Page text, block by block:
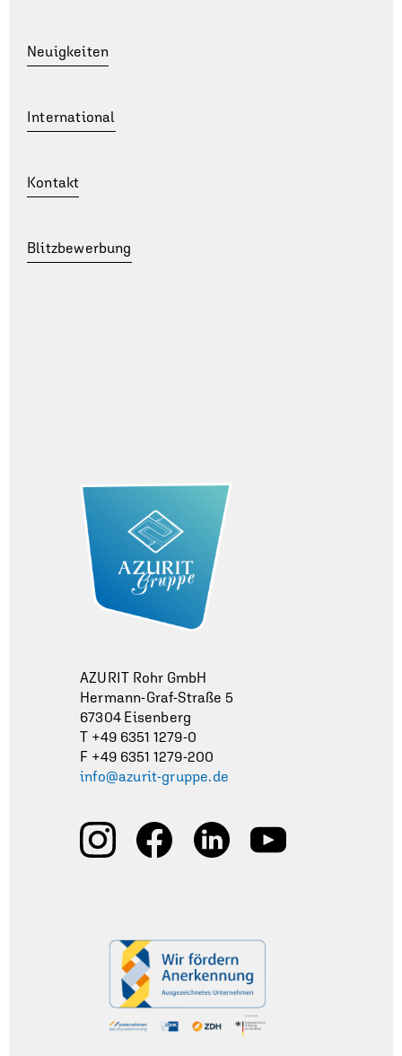
Neuigkeiten
International
Kontakt
Blitzbewerbung
AZURIT Rohr GmbH
Hermann-Graf-Straße 5
67304 Eisenberg
T +49 6351 1279-0
F +49 6351 1279-200
info@azurit-gruppe.de